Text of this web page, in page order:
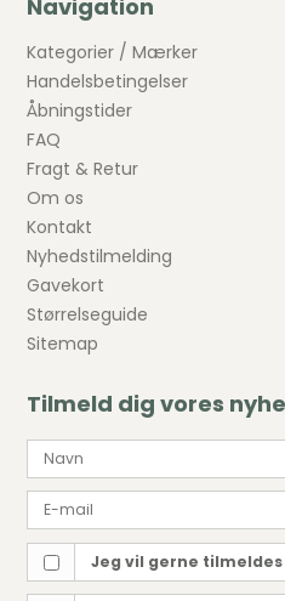
Navigation
Kategorier / Mærker
Handelsbetingelser
Åbningstider
FAQ
Fragt & Retur
Om os
Kontakt
Nyhedstilmelding
Gavekort
Størrelseguide
Sitemap
Tilmeld dig vores
Jeg vil gerne